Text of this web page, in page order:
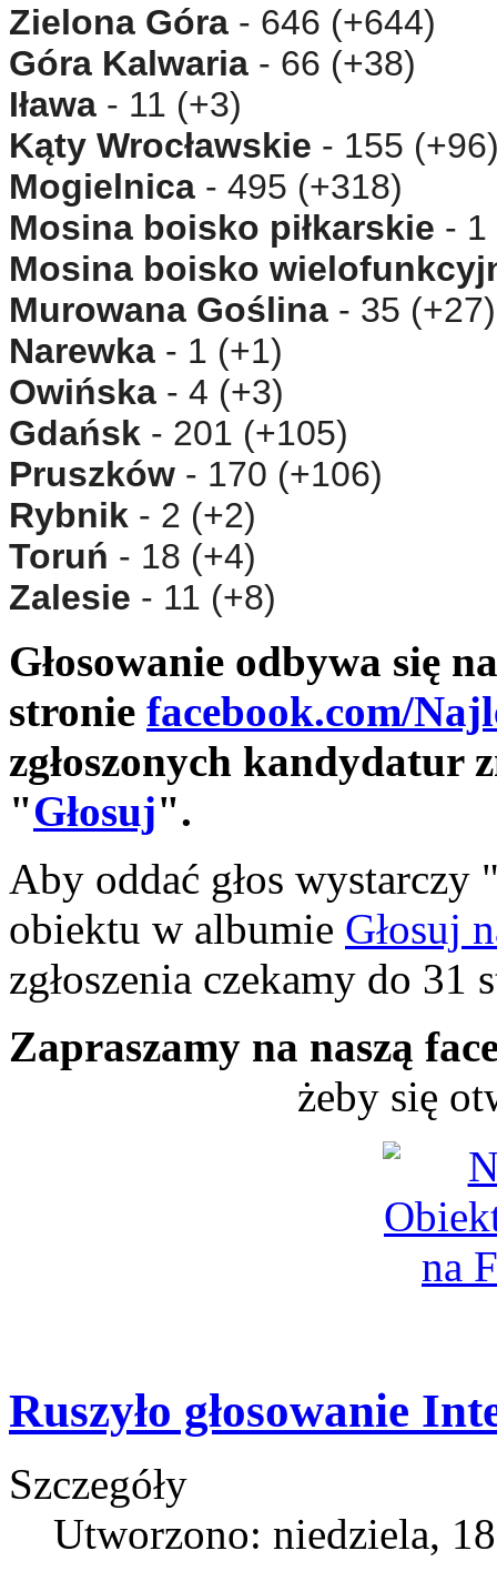
Zielona Góra - 646 (+644)
Góra Kalwaria - 66 (+38)
Iława - 11 (+3)
Kąty Wrocławskie - 155
Mogielnica - 495 (+318)
Mosina boisko piłkarskie - 1
Mosina boisko
Murowana Goślina - 35 (+27)
Narewka - 1 (+1)
Owińska - 4 (+3)
Gdańsk - 201 (+105)
Pruszków - 170 (+106)
Rybnik - 2 (+2)
Toruń - 18 (+4)
Zalesie - 11 (+8)
Głosowanie odbywa się
stronie facebook.com/
zgłoszonych kandydatur
"Głosuj".
Aby oddać głos
obiektu w albumie Głosuj
zgłoszenia czekamy do 31
Zapraszamy na naszą
żeby się
Ruszyło głosowanie
Szczegóły
Utworzono: niedziela,